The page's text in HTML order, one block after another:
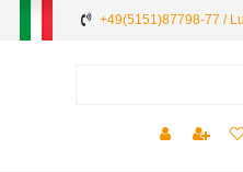
+49(5151)87798-77 /